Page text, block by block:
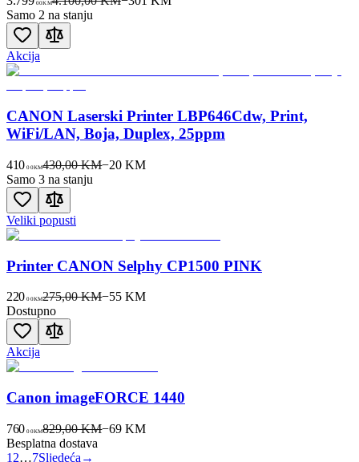
00KM
Samo 2 na stanju
Akcija
CANON Laserski Printer LBP646Cdw, Print,
WiFi/LAN, Boja, Duplex, 25ppm
410 00KM430,00 KM−20 KM
Samo 3 na stanju
Veliki popusti
Printer CANON Selphy CP1500 PINK
220 00KM275,00 KM−55 KM
Dostupno
Akcija
Canon imageFORCE 1440
760 00KM829,00 KM−69 KM
Besplatna dostava
1 2…7Sljedeća →